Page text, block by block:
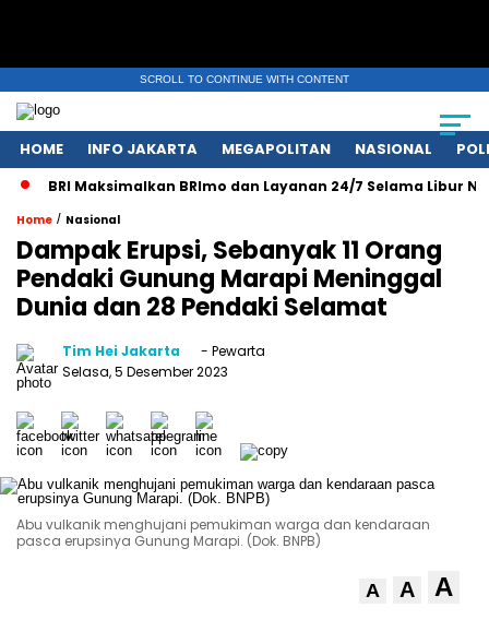
SCROLL TO CONTINUE WITH CONTENT
HOME INFO JAKARTA MEGAPOLITAN NASIONAL
BRI Maksimalkan BRImo dan Layanan 24/7 Selama Libur
Home / Nasional
Dampak Erupsi, Sebanyak 11 Orang
Pendaki Gunung Marapi Meninggal
Dunia dan 28 Pendaki Selamat
Tim Hei Jakarta
- Pewarta
Selasa, 5 Desember 2023
Abu vulkanik menghujani pemukiman warga dan kendaraan
pasca erupsinya Gunung Marapi. (Dok. BNPB)
A A A